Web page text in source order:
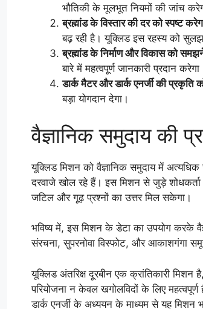
भौतिकी के मूलभूत नियमों की जांच
ब्रह्मांड के विस्तार की दर को स्पष्ट
बढ़ रही है। यूक्लिड इस रहस्य को
ब्रह्मांड के निर्माण और विकास को
बारे में महत्वपूर्ण जानकारी प्रदान
डार्क मैटर और डार्क एनर्जी की
बड़ा योगदान देगा।
वैज्ञानिक समुदाय की
यूक्लिड मिशन को वैज्ञानिक समुदाय में
दरवाजे खोल रहे हैं। इस मिशन से जुड़े
जटिल और गूढ़ प्रश्नों का उत्तर मिल सकेगा।
भविष्य में, इस मिशन के डेटा का उपयोग करके
संरचना, सुपरनोवा विस्फोट, और आकाशगंगा
यूक्लिड अंतरिक्ष दूरबीन एक क्रांतिकारी
परियोजना न केवल खगोलविदों के लिए
डार्क एनर्जी के अध्ययन के माध्यम से यह मिशन